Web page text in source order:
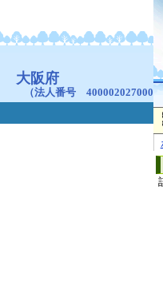
大阪府
（法人番号 4000020270008